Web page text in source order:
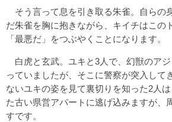
そう言って息を引き取る朱雀。自らの
だ朱雀を胸に抱きながら、キイチはこの
「最悪だ」をつぶやくことになります。
白虎と玄武。ユキと3人で、幻獣のア
っていましたが、そこに警察が突入して
ないユキの姿を見て裏切りを知った2人
た古い県営アパートに逃げ込みますが、
すです。